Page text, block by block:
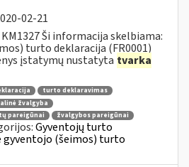
02-21
Ši informacija skelbiama:
turto deklaracija (FR0001)
įstatymų nustatyta tvarka
turto deklaravimas
žvalgyba
pareigūnai
žvalgybos pareigūnai
Gyventojų turto
gyventojo (šeimos) turto